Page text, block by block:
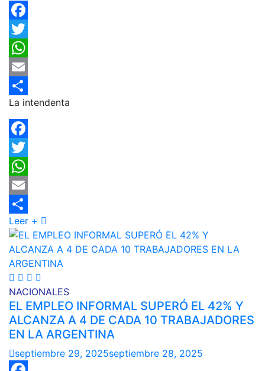
Facebook
Twitter
WhatsApp
Email
Compartir
La intendenta
Facebook
Twitter
WhatsApp
Email
Compartir
Leer +
NACIONALES
EL EMPLEO INFORMAL SUPERÓ EL 42% Y
ALCANZA A 4 DE CADA 10 TRABAJADORES
EN LA ARGENTINA
septiembre 29, 2025septiembre 28, 2025